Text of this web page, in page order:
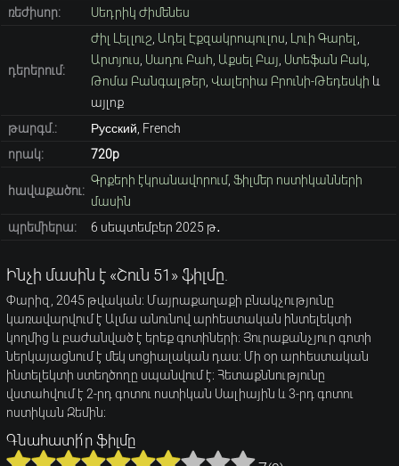
ռեժիսոր:
Սեդրիկ Ժիմենես
դերերում:
Ժիլ Լելլուշ Ադել Էքզակրոպուլոս Լուի Գարել
Արտյուս Սադու Բահ Աքսել Բայ Ստեֆան Բակ
Թոմա Բանգալթեր Վալերիա Բրունի-Թեդեսկի և
այլոք
թարգմ.:
Русский, French
որակ:
720p
հավաքածու:
Գրքերի էկրանավորում, Ֆիլմեր ոստիկանների
մասին
պրեմիերա:
6 սեպտեմբեր 2025 թ․
Ինչի մասին է «Շուն 51» ֆիլմը.
Փարիզ, 2045 թվական։ Մայրաքաղաքի բնակչությունը
կառավարվում է Ալմա անունով արհեստական ​​ինտելեկտի
կողմից և բաժանված է երեք գոտիների։ Յուրաքանչյուր գոտի
ներկայացնում է մեկ սոցիալական դաս։ Մի օր արհեստական ​​
ինտելեկտի ստեղծողը սպանվում է։ Հետաքննությունը
վստահվում է 2-րդ գոտու ոստիկան Սալիային և 3-րդ գոտու
ոստիկան Զեմին։
Գնահատի՛ր ֆիլմը